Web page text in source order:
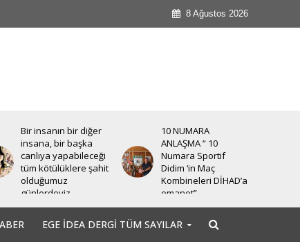
8 Ağustos 2026
10 NUMARA
ANLAŞMA “ 10
Numara Sportif
Didim ‘in Maç
Kombineleri DİHAD’a
emanet”
Türkiye İşçi Partisi
düzenlediği bir basın
toplantısı ile Halk için
Ekonomi Paketi’ni
basına ve
kamuoyuna sundu.
EGE İDEA DERGI TÜM SAYILAR